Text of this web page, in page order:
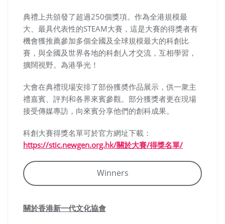
典禮上共頒發了超過250個獎項。作為全港規模最
大、最具代表性的STEAM大賽，這是大賽的得獎者有
機會獲推薦參加多個全國及全球規模最大的科創比
賽，與全國及世界各地的科創人才交流，互相學習，
擴闊視野。為港爭光！
大會在典禮現場安排了部份獲奬作品展示，供一衆主
禮嘉賓、評判和各界來賓參觀。部分獲獎者更在現場
接受傳媒專訪，向來賓分享他們的創科成果。
科創大賽得獎名單可於官方網址下載：
https://stic.newgen.org.hk/關於大賽/得獎名單/
Winners
關於香港新一代文化協會